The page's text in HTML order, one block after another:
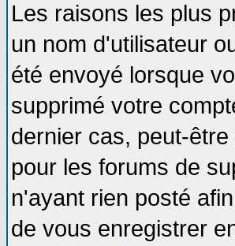
Les raisons les plus
un nom d'utilisateur
été envoyé lorsque
supprimé votre
dernier cas, peut-
pour les forums de
n'ayant rien posté
de vous enregistrer